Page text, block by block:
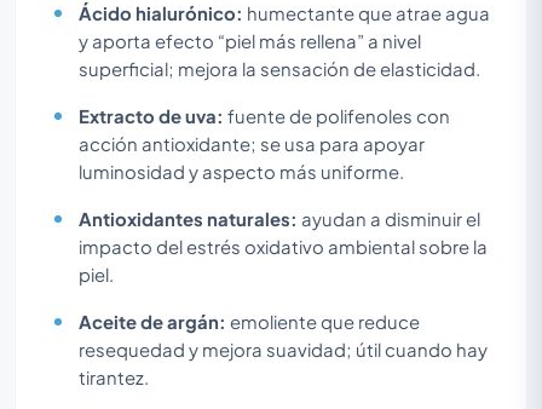
Ácido hialurónico: humectante que atrae agua
y aporta efecto “piel más rellena” a nivel
superficial; mejora la sensación de elasticidad.
Extracto de uva: fuente de polifenoles con
acción antioxidante; se usa para apoyar
luminosidad y aspecto más uniforme.
Antioxidantes naturales: ayudan a disminuir el
impacto del estrés oxidativo ambiental sobre la
piel.
Aceite de argán: emoliente que reduce
resequedad y mejora suavidad; útil cuando hay
tirantez.